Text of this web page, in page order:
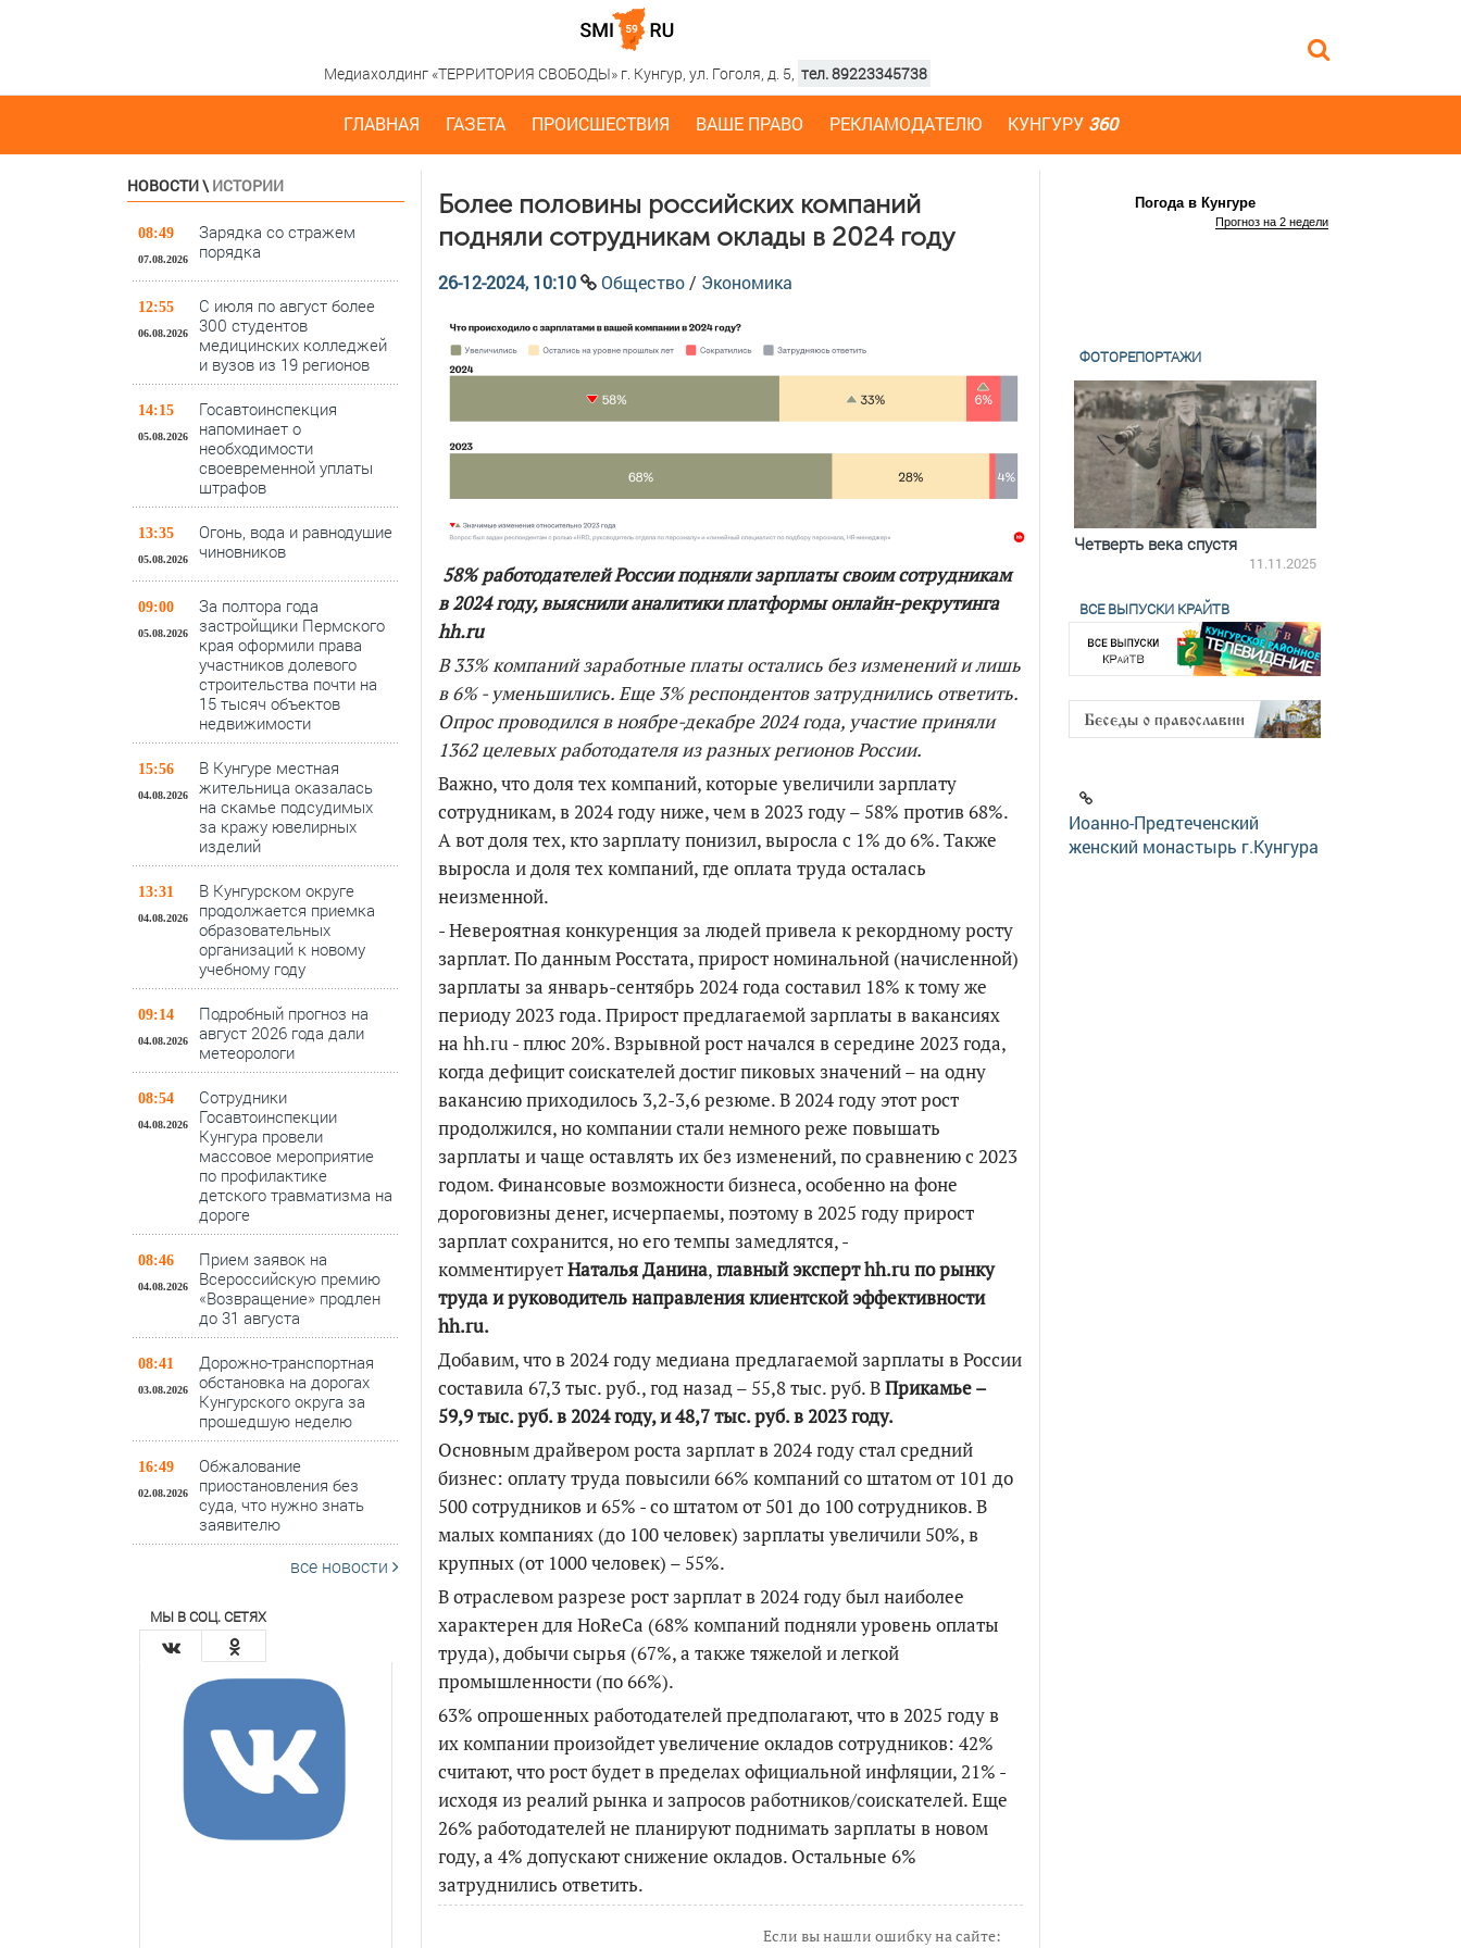
Медиахолдинг «ТЕРРИТОРИЯ СВОБОДЫ» г. Кунгур, ул. Гоголя, д. 5, тел. 89223345738
ГЛАВНАЯ ГАЗЕТА ПРОИСШЕСТВИЯ ВАШЕ ПРАВО РЕКЛАМОДАТЕЛЮ КУНГУРУ 360
НОВОСТИ\ ИСТОРИИ
08:49
07.08.2026
Зарядка со стражем
порядка
12:55
06.08.2026
С июля по август более
300 студентов
медицинских колледжей
и вузов из 19 регионов
14:15
05.08.2026
Госавтоинспекция
напоминает о
необходимости
своевременной уплаты
штрафов
13:35
05.08.2026
Огонь, вода и равнодушие
чиновников
09:00
05.08.2026
За полтора года
застройщики Пермского
края оформили права
участников долевого
строительства почти на
15 тысяч объектов
недвижимости
15:56
04.08.2026
В Кунгуре местная
жительница оказалась
на скамье подсудимых
за кражу ювелирных
изделий
13:31
04.08.2026
В Кунгурском округе
продолжается приемка
образовательных
организаций к новому
учебному году
09:14
04.08.2026
Подробный прогноз на
август 2026 года дали
метеорологи
08:54
04.08.2026
Сотрудники
Госавтоинспекции
Кунгура провели
массовое мероприятие
по профилактике
детского травматизма на
дороге
08:46
04.08.2026
Прием заявок на
Всероссийскую премию
«Возвращение» продлен
до 31 августа
08:41
03.08.2026
Дорожно-транспортная
обстановка на дорогах
Кунгурского округа за
прошедшую неделю
16:49
02.08.2026
Обжалование
приостановления без
суда, что нужно знать
заявителю
все новости
МЫ В СОЦ. СЕТЯХ
Более половины российских компаний
подняли сотрудникам оклады в 2024 году
26-12-2024, 10:10 Общество / Экономика
58% работодателей России подняли зарплаты своим сотрудникам
в 2024 году, выяснили аналитики платформы онлайн-рекрутинга
hh.ru
В 33% компаний заработные платы остались без изменений и лишь
в 6% - уменьшились. Еще 3% респондентов затруднились ответить.
Опрос проводился в ноябре-декабре 2024 года, участие приняли
1362 целевых работодателя из разных регионов России.
Важно, что доля тех компаний, которые увеличили зарплату
сотрудникам, в 2024 году ниже, чем в 2023 году – 58% против 68%.
А вот доля тех, кто зарплату понизил, выросла с 1% до 6%. Также
выросла и доля тех компаний, где оплата труда осталась
неизменной.
- Невероятная конкуренция за людей привела к рекордному росту
зарплат. По данным Росстата, прирост номинальной (начисленной)
зарплаты за январь-сентябрь 2024 года составил 18% к тому же
периоду 2023 года. Прирост предлагаемой зарплаты в вакансиях
на hh.ru- плюс 20%. Взрывной рост начался в середине 2023 года,
когда дефицит соискателей достиг пиковых значений – на одну
вакансию приходилось 3,2-3,6 резюме. В 2024 году этот рост
продолжился, но компании стали немного реже повышать
зарплаты и чаще оставлять их без изменений, по сравнению с 2023
годом. Финансовые возможности бизнеса, особенно на фоне
дороговизны денег,исчерпаемы, поэтому в 2025 году прирост
зарплат сохранится, но его темпы замедлятся, -
комментируетНаталья Данина,главный эксперт hh.ru по рынку
труда и руководитель направления клиентской эффективности
hh.ru.
Добавим, что в 2024 году медиана предлагаемой зарплаты в России
составила 67,3 тыс. руб., год назад – 55,8 тыс. руб. ВПрикамье –
59,9 тыс. руб. в 2024 году, и 48,7 тыс. руб. в 2023 году.
Основным драйвером роста зарплат в 2024 году стал средний
бизнес: оплату труда повысили 66% компаний со штатом от 101 до
500 сотрудников и 65% - со штатом от 501 до 100 сотрудников. В
малых компаниях (до 100 человек) зарплаты увеличили 50%, в
крупных (от 1000 человек) – 55%.
В отраслевом разрезе рост зарплат в 2024 году был наиболее
характерен дляHoReCa (68% компаний подняли уровень оплаты
труда), добычи сырья (67%, а также тяжелой и легкой
промышленности (по 66%).
63% опрошенных работодателей предполагают, что в 2025 году в
их компании произойдет увеличение окладов сотрудников: 42%
считают, что рост будет в пределах официальной инфляции, 21% -
исходя из реалий рынка и запросов работников/соискателей. Еще
26% работодателей не планируют поднимать зарплаты в новом
году, а 4% допускают снижение окладов. Остальные 6%
затруднились ответить.
Если вы нашли ошибку на сайте:
Погода в Кунгуре
Прогноз на 2 недели
ФОТОРЕПОРТАЖИ
По итогам первой пятилетки Четверть века спустя
11.11.2025
ВСЕ ВЫПУСКИ КРАЙТВ
Иоанно-Предтеченский
женский монастырь г.Кунгура